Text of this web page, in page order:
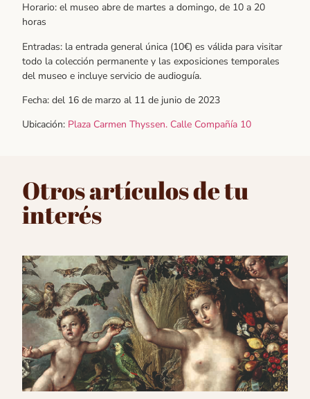
Horario: el museo abre de martes a domingo, de 10 a 20
horas
Entradas: la entrada general única (10€) es válida para visitar
todo la colección permanente y las exposiciones temporales
del museo e incluye servicio de audioguía.
Fecha: del 16 de marzo al 11 de junio de 2023
Ubicación: Plaza Carmen Thyssen. Calle Compañía 10
Otros artículos de tu
interés